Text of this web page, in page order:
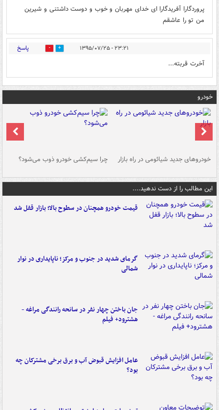
خدا
۱۳:۲۶ - ۱۳۹۵/۰۱/۲۳
پروردگارا آفریدگارا ای خدای مهربان و خوب و دوست داشتنی و شیرین
من تو را عاشقم
۲۳:۲۱ - ۱۳۹۵/۰۷/۲۵ 0 پاسخ
آخرت قربته...
خودرو
خودروهای جدید شیائومی در راه بازار چرا سیم‌کشی خودرو ذوب می‌شود؟
این مطالب را از دست ندهید....
قیمت خودرو همچنان در سطوح بالا؛ بازار قفل شد
گرمای شدید در جنوب و مرکز؛ ناپایداری در نوار
شمالی
جان باختن چهار نفر در سانحه رانندگی مراغه -
هشترود+ فیلم
عامل افزایش قبوض آب و برق برخی مشترکان چه
بود؟